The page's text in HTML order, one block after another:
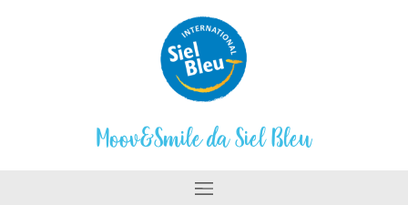
Moov&Smile da Siel Bleu